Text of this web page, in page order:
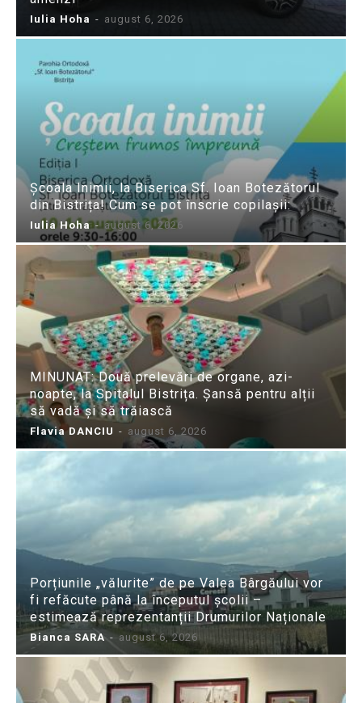
Iulia Hoha - august 6, 2026
Școala Inimii, la Biserica Sf. Ioan Botezătorul
din Bistrița! Cum se pot înscrie copilașii:
Iulia Hoha - august 6, 2026
MINUNAT: Două prelevări de organe, azi-
noapte, la Spitalul Bistrița. Șansă pentru alții
să vadă și să trăiască
Flavia DANCIU - august 6, 2026
Porțiunile „vălurite” de pe Valea Bârgăului vor
fi refăcute până la începutul școlii –
estimează reprezentanții Drumurilor Naționale
Bianca SARA - august 6, 2026